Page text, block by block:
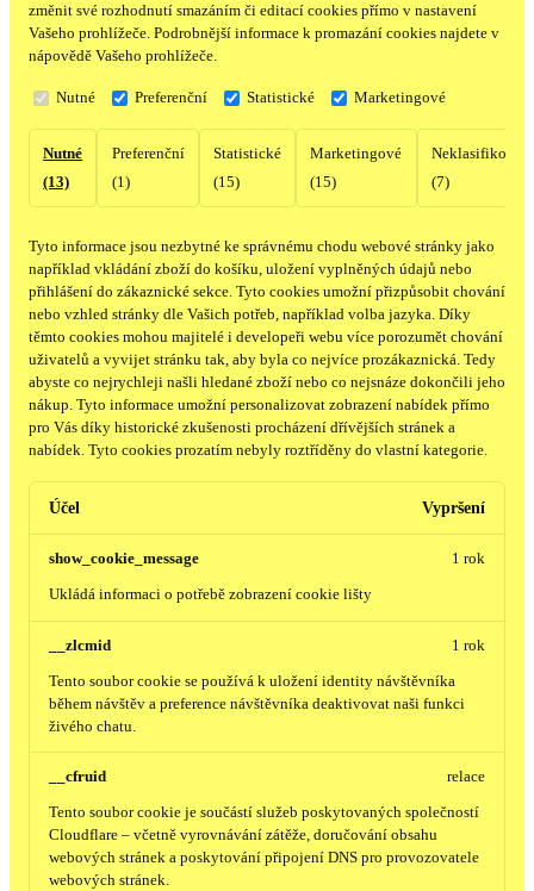
změnit své rozhodnutí smazáním či editací cookies přímo v nastavení
Vašeho prohlížeče. Podrobnější informace k promazání cookies najdete v
nápovědě Vašeho prohlížeče.
Nutné Preferenční Statistické Marketingové
Nutné
(13)
Preferenční
(1)
Statistické
(15)
Marketingové
(15)
(7)
Tyto informace jsou nezbytné ke správnému chodu webové stránky jako
například vkládání zboží do košíku, uložení vyplněných údajů nebo
přihlášení do zákaznické sekce. Tyto cookies umožní přizpůsobit chování
nebo vzhled stránky dle Vašich potřeb, například volba jazyka. Díky
těmto cookies mohou majitelé i developeři webu více porozumět chování
uživatelů a vyvijet stránku tak, aby byla co nejvíce prozákaznická. Tedy
abyste co nejrychleji našli hledané zboží nebo co nejsnáze dokončili jeho
nákup. Tyto informace umožní personalizovat zobrazení nabídek přímo
pro Vás díky historické zkušenosti procházení dřívějších stránek a
nabídek. Tyto cookies prozatím nebyly roztříděny do vlastní kategorie.
Účel Vypršení
show_cookie_message
Ukládá informaci o potřebě zobrazení cookie lišty
1 rok
__zlcmid
Tento soubor cookie se používá k uložení identity návštěvníka
během návštěv a preference návštěvníka deaktivovat naši funkci
živého chatu.
1 rok
__cfruid
Tento soubor cookie je součástí služeb poskytovaných společností
Cloudflare – včetně vyrovnávání zátěže, doručování obsahu
webových stránek a poskytování připojení DNS pro provozovatele
webových stránek.
relace